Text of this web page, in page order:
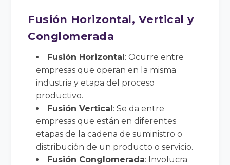
Fusión Horizontal, Vertical y
Conglomerada
Fusión Horizontal: Ocurre entre
empresas que operan en la misma
industria y etapa del proceso
productivo.
Fusión Vertical: Se da entre
empresas que están en diferentes
etapas de la cadena de suministro o
distribución de un producto o servicio.
Fusión Conglomerada: Involucra